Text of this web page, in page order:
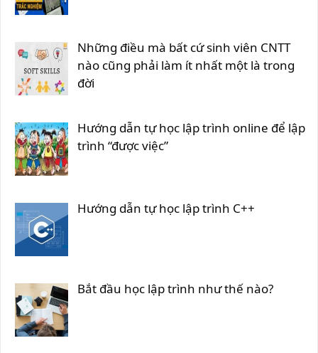
Những điều mà bất cứ sinh viên CNTT
nào cũng phải làm ít nhất một là trong
đời
Hướng dẫn tự học lập trình online để lập
trình “được việc”
Hướng dẫn tự học lập trình C++
Bắt đầu học lập trình như thế nào?